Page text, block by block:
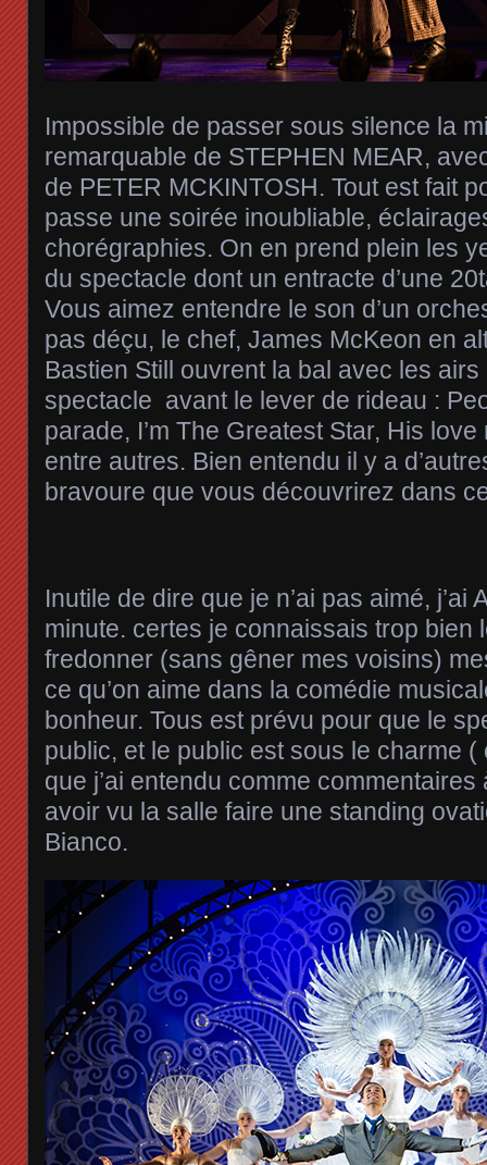
Impossible de passer sous silence la
remarquable de STEPHEN MEAR,
de PETER MCKINTOSH. Tout est fait
passe une soirée inoubliable,
chorégraphies. On en prend plein les
du spectacle dont un entracte d’une
Vous aimez entendre le son d’un
pas déçu, le chef, James McKeon en
Bastien Still ouvrent la bal avec les
spectacle avant le lever de rideau :
parade, I’m The Greatest Star, His
entre autres. Bien entendu il y a
bravoure que vous découvrirez dans
Inutile de dire que je n’ai pas aimé, j’ai
minute. certes je connaissais trop bien
fredonner (sans gêner mes voisins)
ce qu’on aime dans la comédie
bonheur. Tous est prévu pour que le
public, et le public est sous le charme (
que j’ai entendu comme
avoir vu la salle faire une standing
Bianco.